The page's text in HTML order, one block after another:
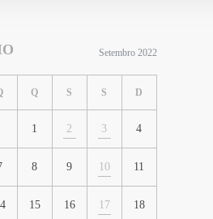
Setembro 2022
Q S S D
1 2 3 4
8 9 10 11
15 16 17 18